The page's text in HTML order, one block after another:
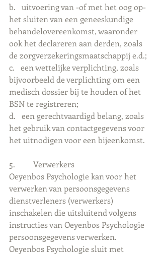
b.   uitvoering van -of met het oog op-
het sluiten van een geneeskundige
behandelovereenkomst, waaronder
ook het declareren aan derden, zoals
de zorgverzekeringsmaatschappij e.d.;
c.   een wettelijke verplichting, zoals
bijvoorbeeld de verplichting om een
medisch dossier bij te houden of het
BSN te registreren;
d.   een gerechtvaardigd belang, zoals
het gebruik van contactgegevens voor
het uitnodigen voor een bijeenkomst.
5.         Verwerkers
Oeyenbos Psychologie kan voor het
verwerken van persoonsgegevens
dienstverleners (verwerkers)
inschakelen die uitsluitend volgens
instructies van Oeyenbos Psychologie
persoonsgegevens verwerken.
Oeyenbos Psychologie sluit met